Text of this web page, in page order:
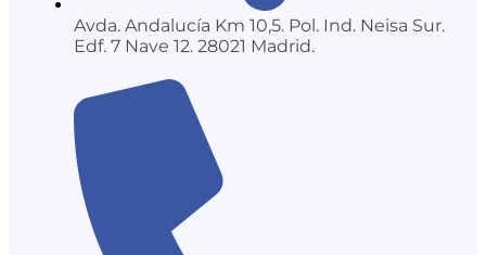
Avda. Andalucía Km 10,5. Pol. Ind. Neisa Sur.
Edf. 7 Nave 12. 28021 Madrid.